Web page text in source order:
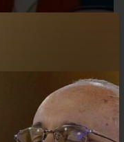
simpson